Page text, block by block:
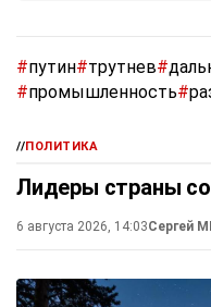
#путин#трутнев#
#промышленность#
//ПОЛИТИКА
Лидеры страны
6 августа 2026, 14:03Сергей